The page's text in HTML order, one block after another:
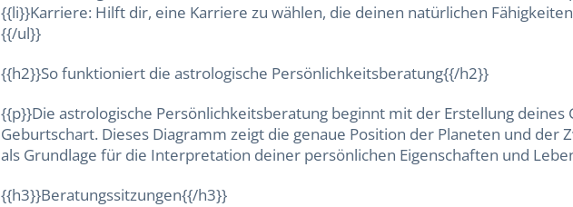
{{li}}Karriere: Hilft dir, eine Karriere zu wählen, die deinen natürlichen
{{/ul}}
{{h2}}So funktioniert die astrologische Persönlichkeitsberatung{{/h2}}
{{p}}Die astrologische Persönlichkeitsberatung beginnt mit der Erstellung
Geburtschart. Dieses Diagramm zeigt die genaue Position der Planeten und
als Grundlage für die Interpretation deiner persönlichen Eigenschaften und
{{h3}}Beratungssitzungen{{/h3}}